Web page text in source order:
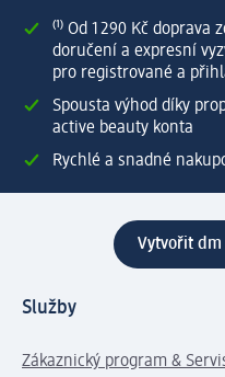
⁽¹⁾ Od 1 290 Kč
doručení a expresní
pro registrované a
Spousta výhod díky
active beauty konta
Rychlé a snadné
Vytvořit dm
Služby
Zákaznický program &